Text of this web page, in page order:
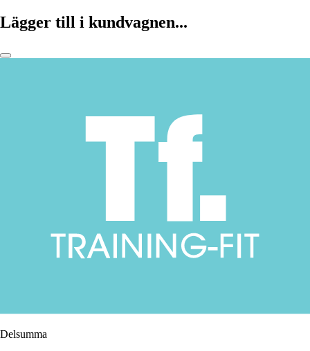
Lägger till i kundvagnen...
Delsumma